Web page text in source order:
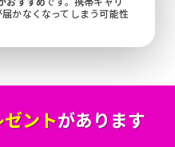
かなくなってしまう可能性
ントがあります